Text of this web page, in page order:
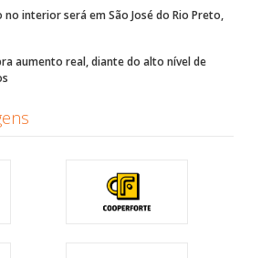
interior será em São José do Rio Preto,
aumento real, diante do alto nível de